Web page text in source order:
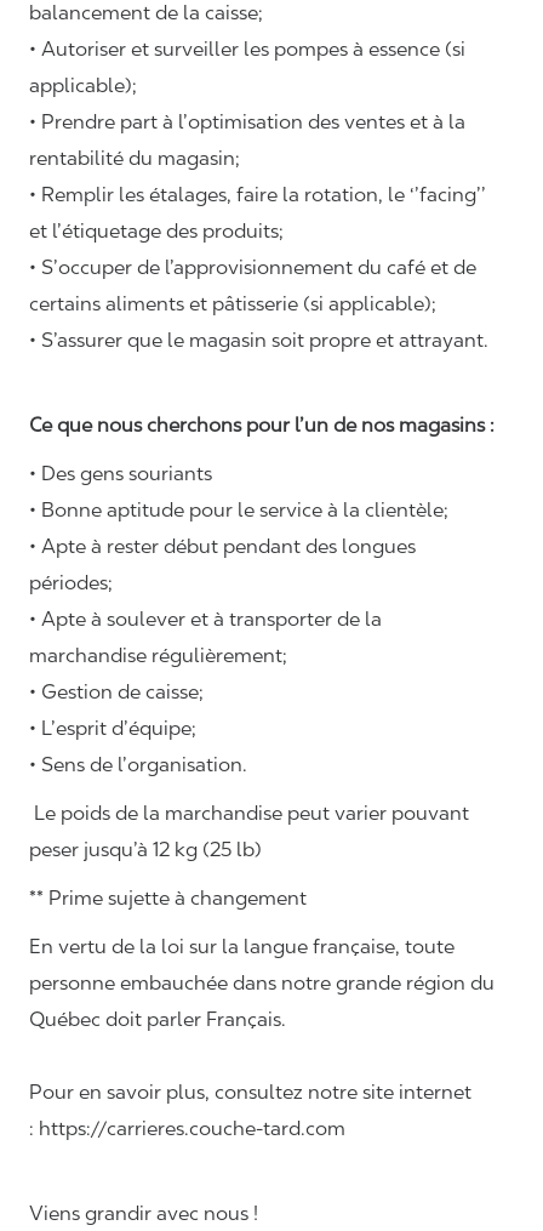
balancement de la caisse;
• Autoriser et surveiller les pompes à essence (si
applicable);
• Prendre part à l’optimisation des ventes et à la
rentabilité du magasin;
• Remplir les étalages, faire la rotation, le ‘’facing’’
et l’étiquetage des produits;
• S’occuper de l’approvisionnement du café et de
certains aliments et pâtisserie (si applicable);
• S’assurer que le magasin soit propre et attrayant.
Ce que nous cherchons pour l’un de nos magasins :
• Des gens souriants
• Bonne aptitude pour le service à la clientèle;
• Apte à rester début pendant des longues
périodes;
• Apte à soulever et à transporter de la
marchandise régulièrement;
• Gestion de caisse;
• L’esprit d’équipe;
• Sens de l’organisation.
Le poids de la marchandise peut varier pouvant
peser jusqu’à 12 kg (25 lb)
** Prime sujette à changement
En vertu de la loi sur la langue française, toute
personne embauchée dans notre grande région du
Québec doit parler Français.
Pour en savoir plus, consultez notre site internet
: https://carrieres.couche-tard.com
Viens grandir avec nous !